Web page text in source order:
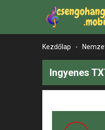
Kezdőlap -
Ingyenes